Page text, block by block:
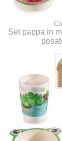
Set pappa in